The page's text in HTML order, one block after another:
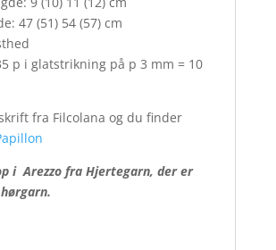
47 (51) 54 (57) cm
p i glatstrikning på p 3 mm = 10
fra Filcolana og du finder
i Arezzo fra Hjertegarn, der er